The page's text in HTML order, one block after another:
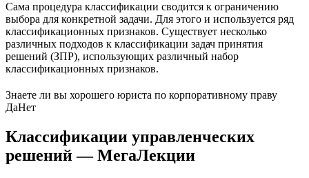
Сама процедура классификации сводится к ограничению
выбора для конкретной задачи. Для этого и используется ряд
классификационных признаков. Существует несколько
различных подходов к классификации задач принятия
решений (ЗПР), использующих различный набор
классификационных признаков.
Знаете ли вы хорошего юриста по корпоративному праву
ДаНет
Классификации управленческих
решений — МегаЛекции